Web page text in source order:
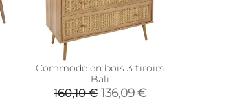
Commode en bois 3 tiroirs
Bali
160,10 € 136,09 €